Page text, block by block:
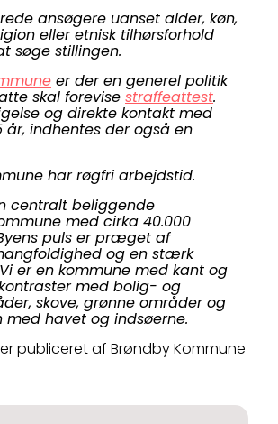
ansøgere uanset alder, køn,
eller etnisk tilhørsforhold
søge stillingen.
er der en generel politik
skal forevise straffeattest.
og direkte kontakt med
år, indhentes der også en
har røgfri arbejdstid.
centralt beliggende
med cirka 40.000
puls er præget af
og en stærk
er en kommune med kant og
med bolig- og
skove, grønne områder og
med havet og indsøerne.
publiceret af Brøndby Kommune